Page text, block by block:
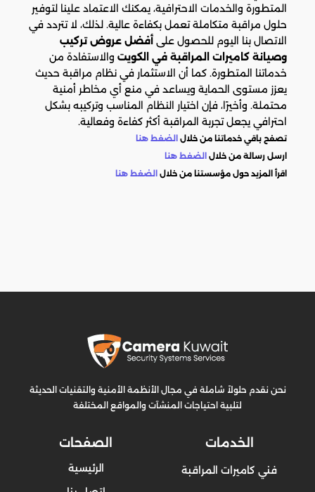
المتطورة والخدمات الاحترافية، يمكنك الاعتماد علينا لتوفير
حلول مراقبة متكاملة تعمل بكفاءة عالية. لذلك، لا تتردد في
الاتصال بنا اليوم للحصول على أفضل عروض تركيب
وصيانة كاميرات المراقبة في الكويت والاستفادة من
خدماتنا المتطورة. كما أن الاستثمار في نظام مراقبة حديث
يعزز مستوى الحماية ويساعد في منع أي مخاطر أمنية
محتملة. وأخيرًا، فإن اختيار النظام المناسب وتركيبه بشكل
احترافي يجعل تجربة المراقبة أكثر كفاءة وفعالية.
تصفح باقي خدماتنا من خلال الضغط هنا
ارسل رسالة من خلال الضغط هنا
اقرأ المزيد حول مؤسستنا من خلال الضغط هنا
نحن نقدم حلولاً شاملة في مجال الأنظمة الأمنية والتقنيات الحديثة
لتلبية احتياجات المنشآت والمواقع المختلفة
الخدمات
فني كاميرات المراقبة
الصفحات
الرئيسية